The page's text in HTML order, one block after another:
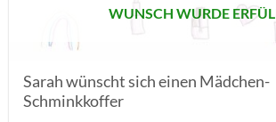
WUNSCH WURDE
Sarah wünscht sich einen Mädchen-
Schminkkoffer